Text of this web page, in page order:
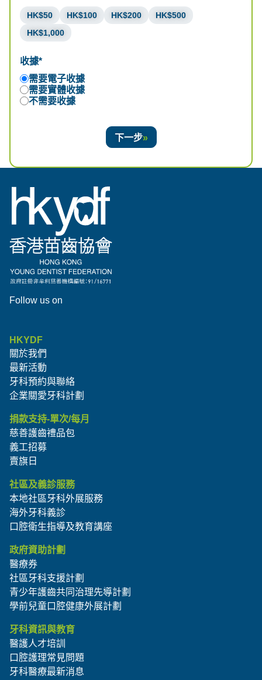
HK$50 HK$100 HK$200
HK$500
HK$1,000
收據*
需要電子收據
需要實體收據
不需要收據
下一步
Follow us on
HKYDF
關於我們
最新活動
牙科預約與聯絡
企業關愛牙科計劃
捐款支持-單次/每月
慈善護齒禮品包
義工招募
賣旗日
社區及義診服務
本地社區牙科外展服務
海外牙科義診
口腔衛生指導及教育講座
政府資助計劃
醫療券
社區牙科支援計劃
青少年護齒共同治理先導計劃
學前兒童口腔健康外展計劃
牙科資訊與教育
醫護人才培訓
口腔護理常見問題
牙科醫療最新消息